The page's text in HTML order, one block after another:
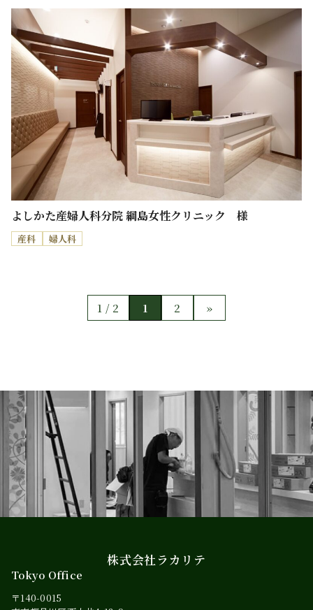
よしかた産婦人科分院 綱島女性クリニック 様
産科 婦人科
1 / 2 1 2 »
株式会社ラカリテ
Tokyo Office
〒140-0015